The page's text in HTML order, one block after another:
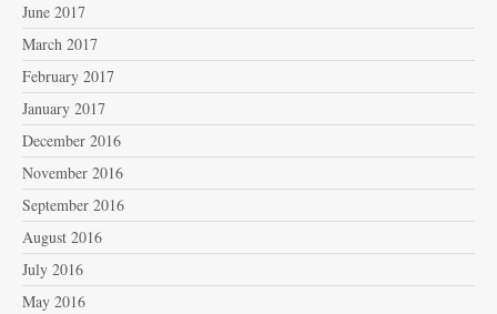
June 2017
March 2017
February 2017
January 2017
December 2016
November 2016
September 2016
August 2016
July 2016
May 2016